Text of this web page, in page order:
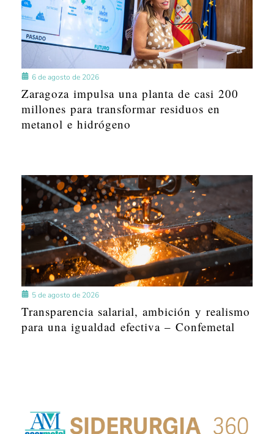
6 de agosto de 2026
Zaragoza impulsa una planta de casi 200
millones para transformar residuos en
metanol e hidrógeno
5 de agosto de 2026
Transparencia salarial, ambición y realismo
para una igualdad efectiva – Confemetal